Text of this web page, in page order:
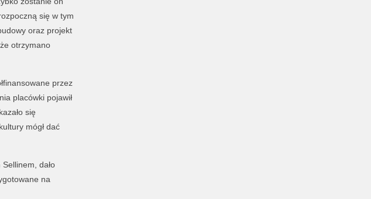
się w tym
oraz projekt
otrzymano
przez
placówki pojawił
się
mógł dać
dało
na